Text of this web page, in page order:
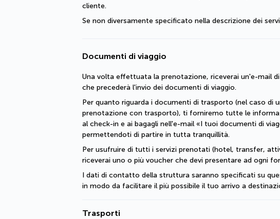
cliente.
Se non diversamente specificato nella descrizione dei
Documenti di viaggio
Una volta effettuata la prenotazione, riceverai un'e-mail
che precederà l'invio dei documenti di viaggio.
Per quanto riguarda i documenti di trasporto (nel caso di
prenotazione con trasporto), ti forniremo tutte le
al check-in e ai bagagli nell'e-mail «I tuoi documenti di
permettendoti di partire in tutta tranquillità.
Per usufruire di tutti i servizi prenotati (hotel, transfer,
riceverai uno o più voucher che devi presentare ad ogni
I dati di contatto della struttura saranno specificati su
in modo da facilitare il più possibile il tuo arrivo a
Trasporti